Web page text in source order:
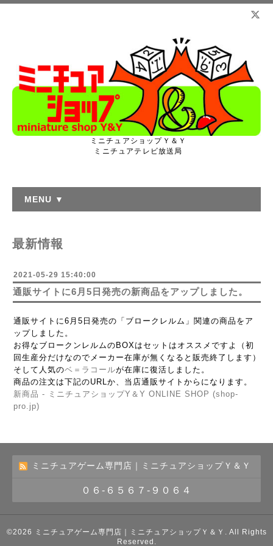
ミニチュアショップＹ＆Ｙ
ミニチュアテレビ放送局
MENU ▼
最新情報
2021-05-29 15:40:00
通販サイトに6月5日発売の新商品をアップしました。
通販サイトに6月5日発売の「ブロークレルム」関連の商品をア
ップしました。
お得なブロークンレルムのBOXはセットはオススメですよ（初
回生産分だけなのでメーカー在庫が無くなると販売終了します）
そして人気のベ＝ラコールが在庫に復活しました。
商品の注文は下記のURLか、当店通販サイトからになります。
新商品 - ミニチュアショップY＆Y ONLINE SHOP (shop-
pro.jp)
ミニチュアゲーム専門店｜ミニチュアショップＹ＆Ｙ
０６-６５６７-９０６４
©2026 ミニチュアゲーム専門店｜ミニチュアショップＹ＆Ｙ . All Rights
Reserved.